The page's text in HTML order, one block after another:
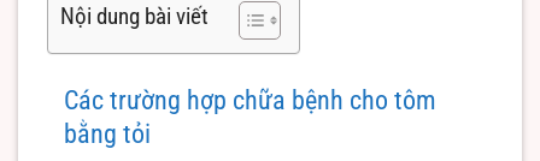
Nội dung bài viết
Các trường hợp chữa bệnh cho tôm
bằng tỏi